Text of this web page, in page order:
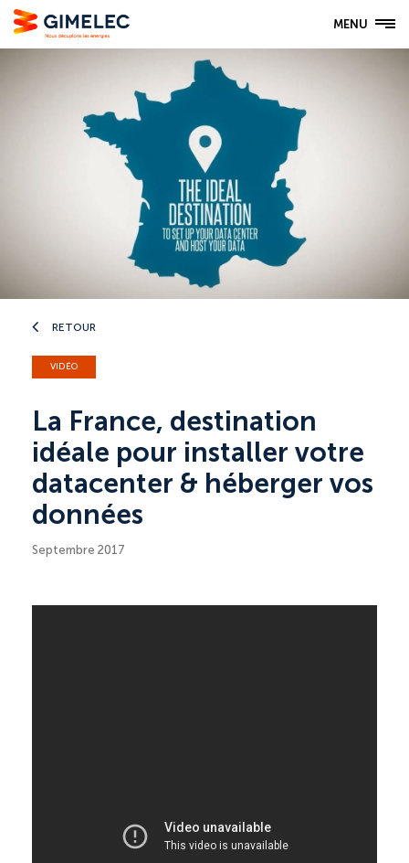
MENU
RETOUR
VIDÉO
La France, destination
idéale pour installer votre
datacenter & héberger vos
données
Septembre 2017